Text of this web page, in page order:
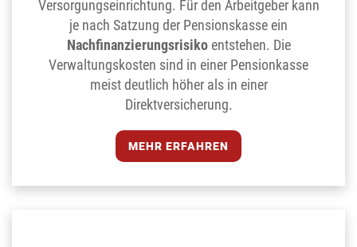
Versorgungseinrichtung. Für den Arbeitgeber kann
je nach Satzung der Pensionskasse ein
Nachfinanzierungsrisikoentstehen. Die
Verwaltungskosten sind in einer Pensionkasse
meist deutlich höher als in einer
Direktversicherung.
MEHR ERFAHREN